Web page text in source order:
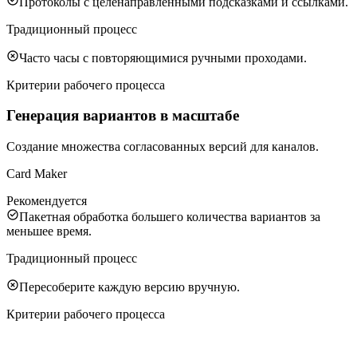
Традиционный процесс
Часто часы с повторяющимися ручными проходами.
Критерии рабочего процесса
Генерация вариантов в масштабе
Создание множества согласованных версий для каналов.
Card Maker
Рекомендуется
Пакетная обработка большего количества вариантов за
меньшее время.
Традиционный процесс
Пересоберите каждую версию вручную.
Критерии рабочего процесса